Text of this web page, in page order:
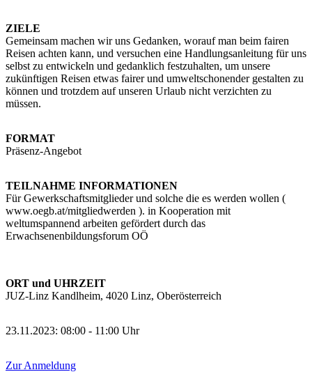
ZIELE
Gemeinsam machen wir uns Gedanken, worauf man beim fairen
Reisen achten kann, und versuchen eine Handlungsanleitung für uns
selbst zu entwickeln und gedanklich festzuhalten, um unsere
zukünftigen Reisen etwas fairer und umweltschonender gestalten zu
können und trotzdem auf unseren Urlaub nicht verzichten zu
müssen.
FORMAT
Präsenz-Angebot
TEILNAHME INFORMATIONEN
Für Gewerkschaftsmitglieder und solche die es werden wollen (
www.oegb.at/mitgliedwerden ). in Kooperation mit
weltumspannend arbeiten gefördert durch das
Erwachsenenbildungsforum OÖ
ORT und UHRZEIT
JUZ-Linz Kandlheim, 4020 Linz, Oberösterreich
23.11.2023: 08:00 - 11:00 Uhr
Zur Anmeldung